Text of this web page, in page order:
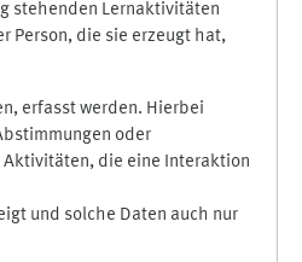
stehenden Lernaktivitäten
Person, die sie erzeugt hat,
erfasst werden. Hierbei
oder
die eine Interaktion
und solche Daten auch nur